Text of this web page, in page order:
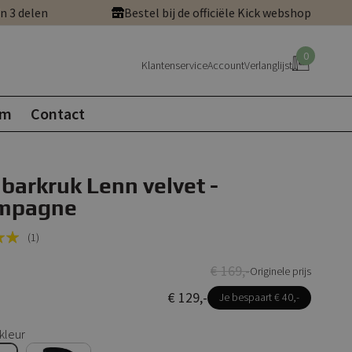
3 delen Bestel bij de officiële Kick webshop
KlantenserviceAccountVerlanglijst
0
Contact
Lenn velvet -
(1)
Je bespaart € 40,-
€ 129,-
Originele prijs
€ 169,-